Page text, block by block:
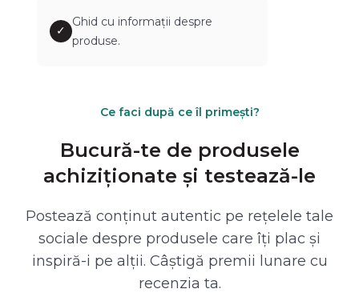
✓
Ghid cu informații despre
produse.
Ce faci după ce îl primești?
Bucură-te de produsele
achiziționate și testează-le
Postează conținut autentic pe rețelele tale
sociale despre produsele care îți plac și
inspiră-i pe alții. Câștigă premii lunare cu
recenzia ta.